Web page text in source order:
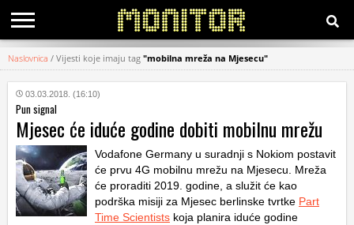
KATEGORIJE
HRVATSKI
WEB
Naslovnica / Vijesti koje imaju tag "mobilna mreža na Mjesecu"
03.03.2018. (16:10)
Pun signal
Mjesec će iduće godine dobiti mobilnu mrežu
Vodafone Germany u suradnji s Nokiom postavit
će prvu 4G mobilnu mrežu na Mjesecu. Mreža
će proraditi 2019. godine, a služit će kao
podrška misiji za Mjesec berlinske tvrtke Part
Time Scientists koja planira iduće godine